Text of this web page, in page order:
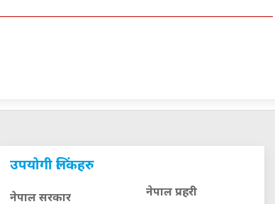
उपयोगी लिंकहरु
नेपाल सरकार नेपाल प्रहरी